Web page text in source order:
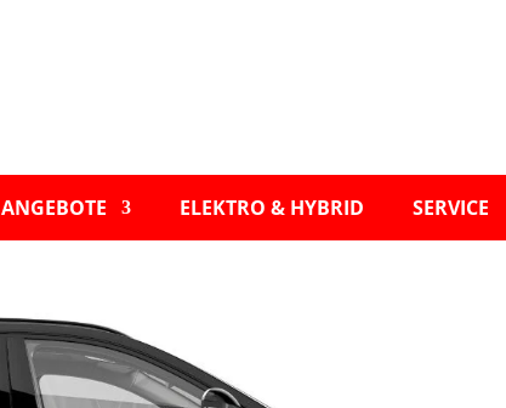
ANGEBOTE ELEKTRO & HYBRID SERVICE